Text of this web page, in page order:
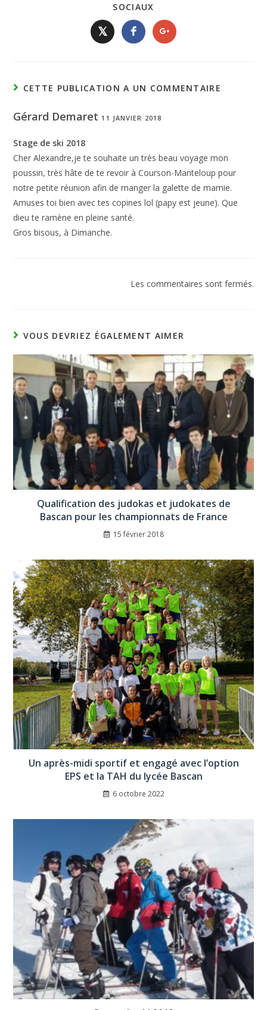
SOCIAUX
𝕏
CETTE PUBLICATION A UN COMMENTAIRE
Gérard Demaret 11 JANVIER 2018
Stage de ski 2018
Cher Alexandre,je te souhaite un très beau voyage mon
poussin, très hâte de te revoir à Courson-Manteloup pour
notre petite réunion afin de manger la galette de mamie.
Amuses toi bien avec tes copines lol (papy est jeune). Que
dieu te ramène en pleine santé.
Gros bisous, à Dimanche.
Les commentaires sont fermés.
VOUS DEVRIEZ ÉGALEMENT AIMER
Qualification des judokas et judokates de
Bascan pour les championnats de France
15 février 2018
Un après-midi sportif et engagé avec l’option
EPS et la TAH du lycée Bascan
6 octobre 2022